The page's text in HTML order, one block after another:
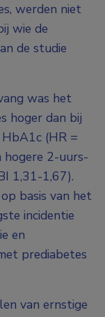
werden niet
wie de
de studie
was het
hoger dan bij
HbA1c (HR =
2-uurs-
1,31-1,67).
basis van het
incidentie
en
prediabetes
van ernstige